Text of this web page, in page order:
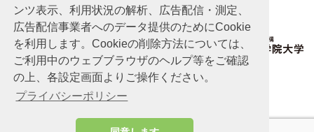
ンツ表示、利用状況の解析、広告配信・測定、
広告配信事業者へのデータ提供のためにCookie
を利用します。Cookieの削除方法については、
ご利用中のウェブブラウザのヘルプ等をご確認
の上、各設定画面よりご操作ください。
プライバシーポリシー